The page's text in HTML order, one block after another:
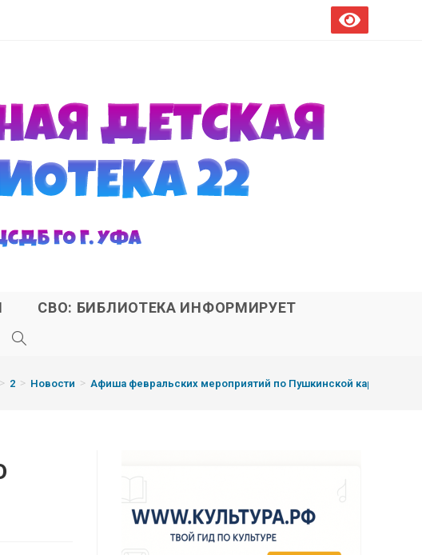
СВО: БИБЛИОТЕКА ИНФОРМИРУЕТ
> 2 > Новости > Афиша февральских мероприятий по Пушкинской карте